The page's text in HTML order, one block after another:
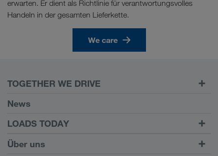
erwarten. Er dient als Richtlinie für verantwortungsvolles
Handeln in der gesamten Lieferkette.
We care
TOGETHER WE DRIVE
WE LOAD
Carrier Services
Onboarding
News
LOADS TODAY
Fracht finden mit
LOADS TODAY
Zum Login
Über uns